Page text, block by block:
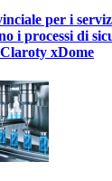
per i
i processi di
xDome